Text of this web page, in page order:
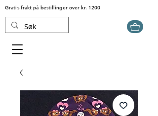
Gratis frakt på bestillinger over kr. 1200